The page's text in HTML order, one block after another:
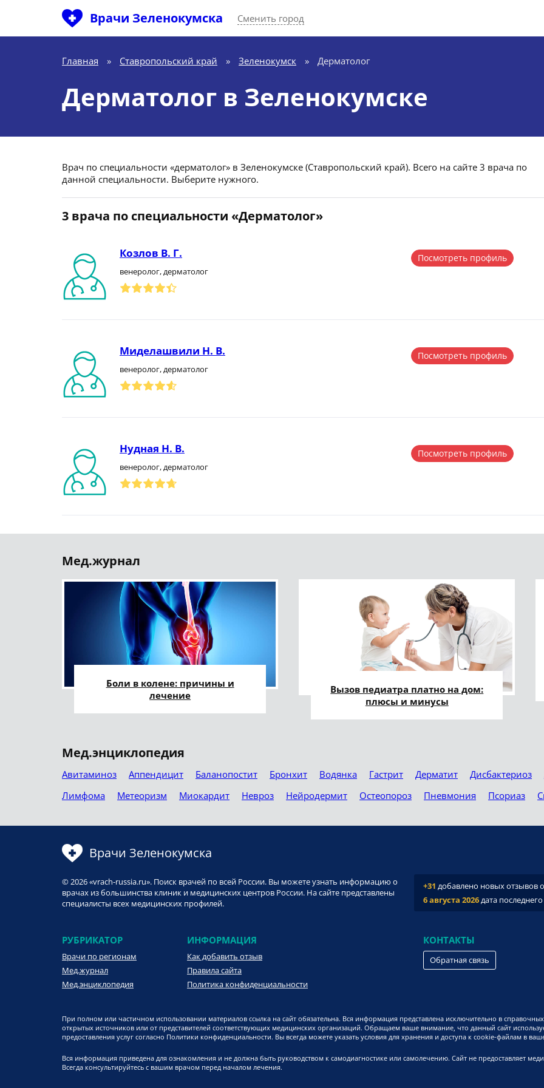
Врачи Зеленокумска Сменить город
Главная » Ставропольский край » Зеленокумск » Дерматолог
Дерматолог в Зеленокумске
Врач по специальности «дерматолог» в Зеленокумске (Ставропольский край). Всего на сайте 3 врача по
данной специальности. Выберите нужного.
3 врача по специальности «Дерматолог»
Козлов В. Г.
венеролог, дерматолог
Посмотреть профиль
Миделашвили Н. В.
венеролог, дерматолог
Посмотреть профиль
Нудная Н. В.
венеролог, дерматолог
Посмотреть профиль
Мед.журнал
Боли в колене: причины и
лечение
Вызов педиатра платно на дом:
плюсы и минусы
Мед.энциклопедия
Авитаминоз Аппендицит Баланопостит Бронхит Водянка Гастрит Дерматит Дисбактериоз
Лимфома
Метеоризм Миокардит Невроз Нейродермит Остеопороз Пневмония Псориаз
Врачи Зеленокумска
© 2026 «vrach-russia.ru». Поиск врачей по всей России. Вы можете узнать информацию о
врачах из большинства клиник и медицинских центров России. На сайте представлены
специалисты всех медицинских профилей.
+31 добавлено новых отзывов
6 августа 2026дата
РУБРИКАТОР
Врачи по регионам
Мед.журнал
Мед.энциклопедия
ИНФОРМАЦИЯ
Как добавить отзыв
Правила сайта
Политика конфиденциальности
КОНТАКТЫ
Обратная связь
При полном или частичном использовании материалов ссылка на сайт обязательна. Вся информация представлена исключительно в
открытых источников или от представителей соответствующих медицинских организаций. Обращаем ваше внимание, что данный сайт
предоставления услуг согласно Политики конфиденциальности. Вы всегда можете указать условия для хранения и доступа к cookie-файлам в
Вся информация приведена для ознакомления и не должна быть руководством к самодиагностике или самолечению. Сайт не предоставляет
Всегда консультируйтесь с вашим врачом перед началом лечения.